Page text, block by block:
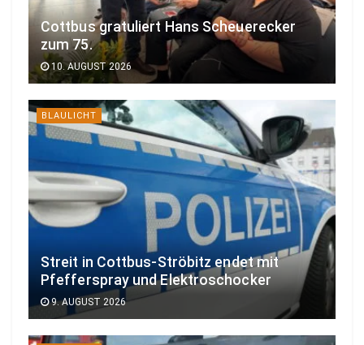
Cottbus gratuliert Hans Scheuerecker
zum 75.
10. AUGUST 2026
BLAULICHT
Streit in Cottbus-Ströbitz endet mit
Pfefferspray und Elektroschocker
9. AUGUST 2026